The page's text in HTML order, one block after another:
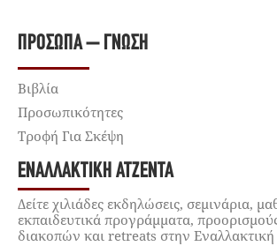
ΠΡΌΣΩΠΑ – ΓΝΏΣΗ
Βιβλία
Προσωπικότητες
Τροφή Για Σκέψη
ΕΝΑΛΛΑΚΤΙΚΉ ΑΤΖΈΝΤΑ
Δείτε χιλιάδες εκδηλώσεις, σεμινάρια,
εκπαιδευτικά προγράμματα,
διακοπών και retreats στην Εναλλακτική